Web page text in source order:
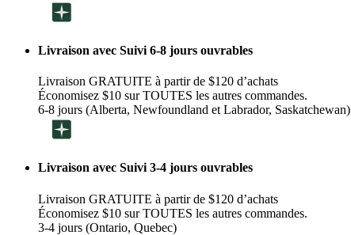
Livraison avec Suivi 6-8 jours ouvrables
Livraison GRATUITE à partir de $120 d’achats
Économisez $10 sur TOUTES les autres commandes.
6-8 jours (Alberta, Newfoundland et Labrador, Saskatchewan)
Livraison avec Suivi 3-4 jours ouvrables
Livraison GRATUITE à partir de $120 d’achats
Économisez $10 sur TOUTES les autres commandes.
3-4 jours (Ontario, Quebec)